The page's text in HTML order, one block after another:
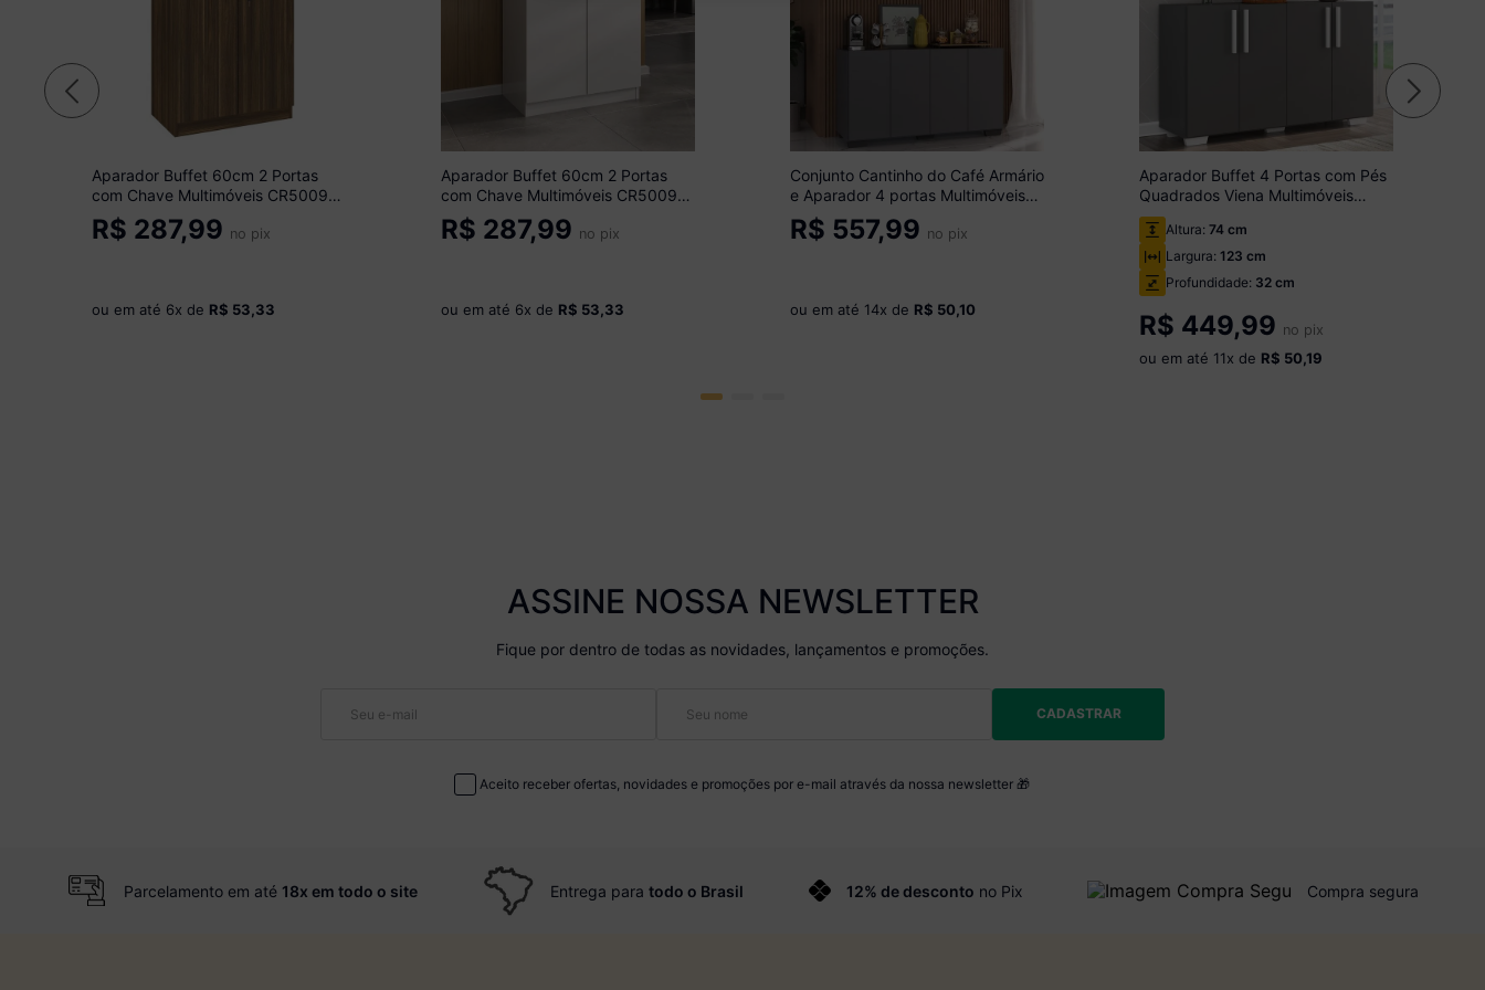
Aparador Buffet 60cm 2 Portas
com Chave Multimóveis CR50099
Nogal
R$ 287,99 no pix
ou em até 6x de R$ 53,33
Aparador Buffet 60cm 2 Portas
com Chave Multimóveis CR50099
Branco
R$ 287,99 no pix
ou em até 6x de R$ 53,33
Conjunto Cantinho do Café Armário
e Aparador 4 portas Multimóveis
MP1085 Grafite/Preto
R$ 557,99 no pix
ou em até 14x de R$ 50,10
Aparador Buffet 4 Portas com Pés
Quadrados Viena Multimóveis
Grafite/Branco
Altura:74 cm
Largura:123 cm
Profundidade: 32 cm
R$ 449,99 no pix
ou em até 11x de R$ 50,19
ASSINE NOSSA NEWSLETTER
Fique por dentro de todas as novidades, lançamentos e promoções.
CADASTRAR
Aceito receber ofertas, novidades e promoções por e-mail através da nossa newsletter 🎁
Parcelamento em até 18x em todo o site Entrega paratodo o Brasil 12% de desconto no Pix Compra segura